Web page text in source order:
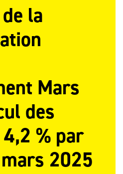
la
Mars
des
% par
2025